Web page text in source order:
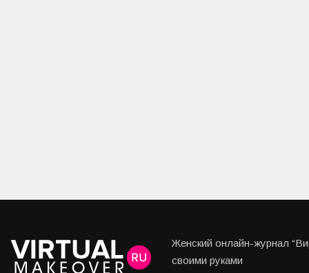
Женский онлайн-журнал
своими руками